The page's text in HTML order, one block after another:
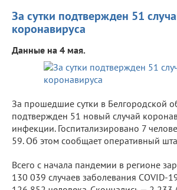
За сутки подтвержден 51
коронавируса
Данные на 4 мая.
За прошедшие сутки в Белгородской
подтвержден 51 новый случай
инфекции. Госпитализировано 7
59. Об этом сообщает оперативный
Всего с начала пандемии в регионе
130 039 случаев заболевания COVID-